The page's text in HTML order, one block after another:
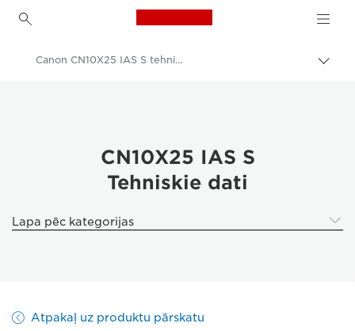
Canon Logo, back to
Kinoobjektīvi — 4K objektīvi
Canon CN10X25 IAS S Cinema objektīvs
Canon CN10X25 IAS S tehniskie dati
CN10X25 IAS S
Tehniskie dati
Lapa pēc kategorijas
Atpakaļ uz produktu pārskatu